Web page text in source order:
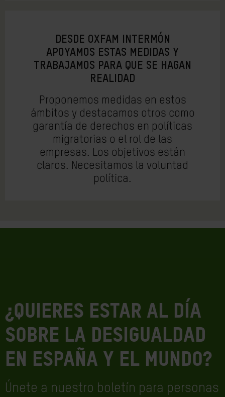
DESDE OXFAM INTERMÓN
APOYAMOS ESTAS MEDIDAS Y
TRABAJAMOS PARA QUE SE HAGAN
REALIDAD
Proponemos medidas en estos
ámbitos y destacamos otros como
garantía de derechos en políticas
migratorias o el rol de las
empresas. Los objetivos están
claros. Necesitamos la voluntad
política.
¿Quieres estar al día
sobre la desigualdad
en España y el mundo?
Únete a nuestro boletín para personas